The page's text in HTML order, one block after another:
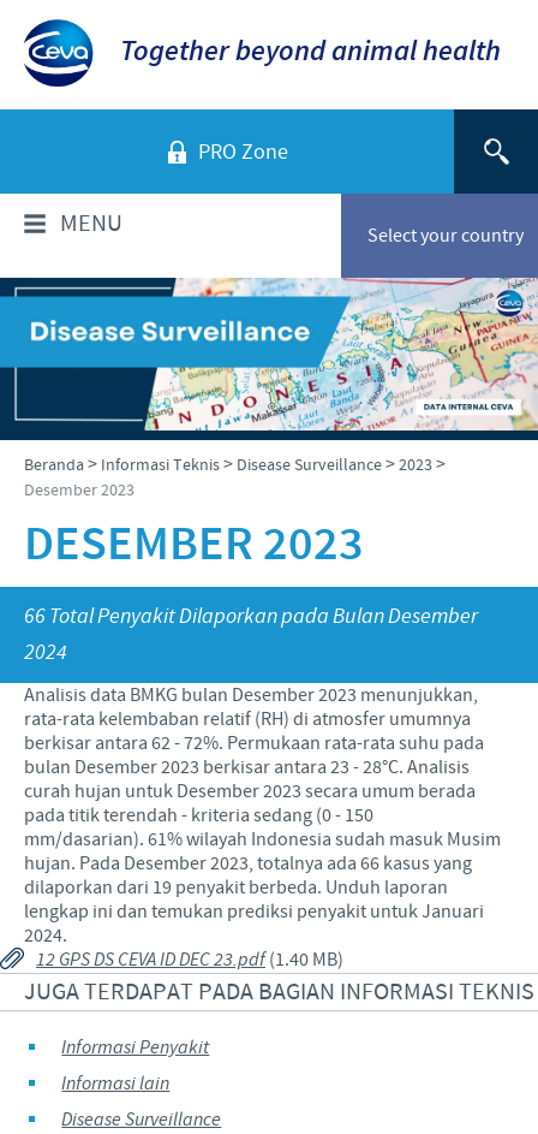
Together beyond animal health
PRO Zone
Select your country
MENU
TENTANG KAMI
Sekilas Perusahaan
Ceva Indonesia
Sejarah kami
Nilai-nilai kami
Penelitian dan Pengembangan
Keberadaan Ceva di dunia
Hubungi Kami
PRODUK
Daftar Produk
Unggas
Babi
Sapi
INFORMASI TEKNIS
Disease Surveillance
BERITA & MEDIA
Berita Kegiatan
PERAN & TANGGUNG JAWAB
Kerja sama bisnis dan ilmiah
Kontribusi
Program pendukung
KARIR
Pekerjaan utama kami
Lowongan Pekerjaan
Proses perekrutan kami
Pengembangan Diri
Beranda> Informasi Teknis> Disease Surveillance>2023>
Desember 2023
DESEMBER 2023
66 Total Penyakit Dilaporkan pada Bulan Desember
2024
Analisis data BMKG bulan Desember 2023 menunjukkan,
rata-rata kelembaban relatif (RH) di atmosfer umumnya
berkisar antara 62 - 72%. Permukaan rata-rata suhu pada
bulan Desember 2023 berkisar antara 23 - 28°C. Analisis
curah hujan untuk Desember 2023 secara umum berada
pada titik terendah - kriteria sedang (0 - 150
mm/dasarian). 61% wilayah Indonesia sudah masuk Musim
hujan. Pada Desember 2023, totalnya ada 66 kasus yang
dilaporkan dari 19 penyakit berbeda. Unduh laporan
lengkap ini dan temukan prediksi penyakit untuk Januari
2024.
12 GPS DS CEVA ID DEC 23.pdf(1.40 MB)
JUGA TERDAPAT PADA BAGIAN INFORMASI TEKNIS
Informasi Penyakit
Informasi lain
Disease Surveillance